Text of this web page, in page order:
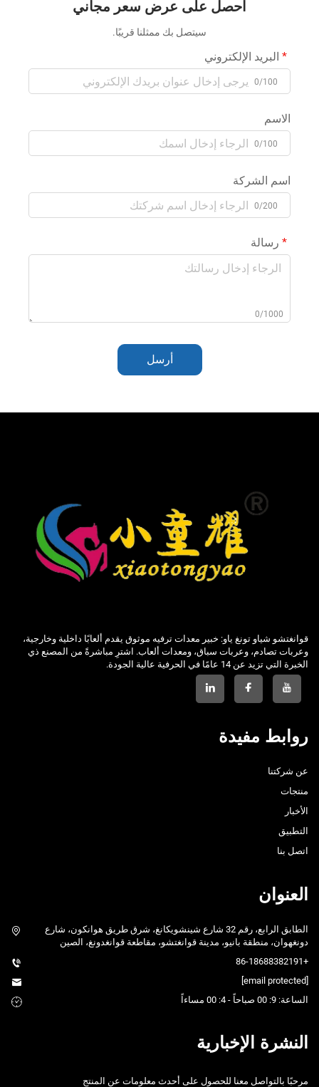
موسيقية كهربائيةاحصل على عرض سعر مجاني
سيتصل بك ممثلنا قريبًا.
البريد الإلكتروني
0/100
الاسم
0/100
اسم الشركة
0/200
رسالة
0/1000
أرسل
قوانغتشو شياو تونغ ياو: خبير معدات ترفيه موثوق يقدم ألعابًا داخلية وخارجية،
وعربات تصادم، وعربات سباق، ومعدات ألعاب. اشترِ مباشرةً من المصنع ذي
الخبرة التي تزيد عن 14 عامًا في الحرفية عالية الجودة.
روابط مفيدة
عن شركتنا
منتجات
الأخبار
التطبيق
اتصل بنا
العنوان
الطابق الرابع، رقم 32 شارع شينشويكانغ، شرق طريق هوانكون، شارع
دونغهوان، منطقة بانيو، مدينة قوانغتشو، مقاطعة قوانغدونغ، الصين
+86-18688382191
الساعة: 9: 00 صباحاً - 4: 00 مساءاً
النشرة الإخبارية
مرحبًا بالتواصل معنا للحصول على أحدث معلومات عن المنتج